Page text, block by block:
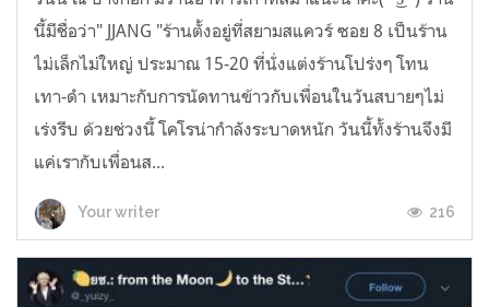
นี้มีชื่อว่า" JJANG "ร้านตั้งอยู่ที่สยามสแควร์ ซอย 8 เป็นร้าน
ไม่เล็กไม่ใหญ่ ประมาณ 15-20 ที่นั่งแต่งร้านโปร่งๆ โทน
เทา-ดำ เหมาะกับการนัดทานข้าวกับเพื่อนในวันสบายๆไม่
เร่งรีบ ด้วยช่วงนี้ โคโรน่ากำลังระบาดหนัก วันนี้ทั้งร้านจึงมี
แค่เรากับเพื่อนส...
Your writer 216